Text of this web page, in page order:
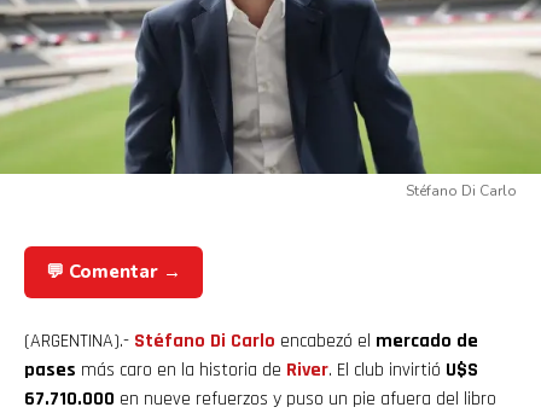
Stéfano Di Carlo
💬 Comentar →
(ARGENTINA).- Stéfano Di Carlo encabezó el mercado de
pases más caro en la historia de River. El club invirtió U$S
67.710.000 en nueve refuerzos y puso un pie afuera del libro